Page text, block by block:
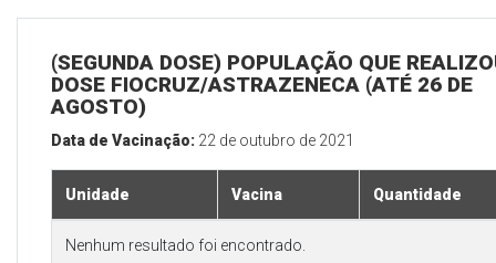
(SEGUNDA DOSE) POPULAÇÃO QUE
DOSE FIOCRUZ/ASTRAZENECA (ATÉ 26 DE
AGOSTO)
Data de Vacinação: 22 de outubro de 2021
Unidade Vacina Quantidade
Nenhum resultado foi encontrado.